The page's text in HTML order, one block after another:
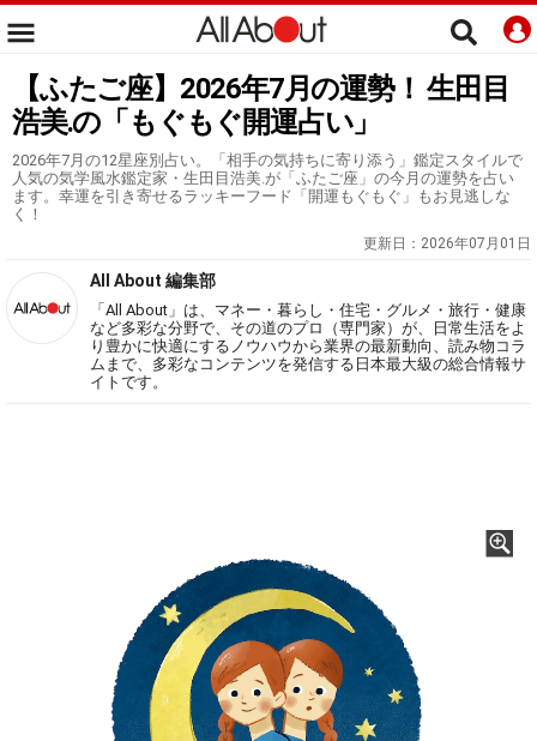
【ふたご座】2026年7月の運勢！ 生田目
浩美.の「もぐもぐ開運占い」
2026年7月の12星座別占い。「相手の気持ちに寄り添う」鑑定スタイルで
人気の気学風水鑑定家・生田目浩美.が「ふたご座」の今月の運勢を占い
ます。幸運を引き寄せるラッキーフード「開運もぐもぐ」もお見逃しな
く！
更新日： 2026年07月01日
All About 編集部
「All About」は、マネー・暮らし・住宅・グルメ・旅行・健康
など多彩な分野で、その道のプロ（専門家）が、日常生活をよ
り豊かに快適にするノウハウから業界の最新動向、読み物コラ
ムまで、多彩なコンテンツを発信する日本最大級の総合情報サ
イトです。